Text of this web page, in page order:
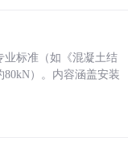
业标准（如《混凝土结
80kN）。内容涵盖安装